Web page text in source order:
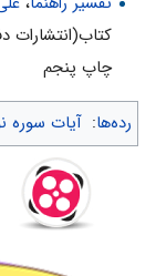
چاپ پنجم‌
رده‌ها: آیات سوره